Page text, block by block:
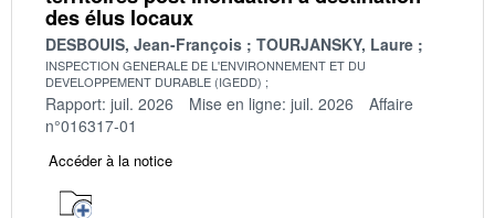
des élus locaux
DESBOUIS, Jean-François TOURJANSKY, Laure
INSPECTION GENERALE DE L'ENVIRONNEMENT ET DU
DEVELOPPEMENT DURABLE (IGEDD)
Rapport: juil. 2026 Mise en ligne: juil. 2026
Affaire
n°016317-01
Accéder à la notice